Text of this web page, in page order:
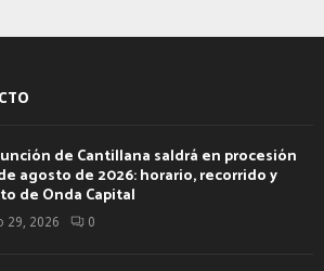
de Cantillana saldrá en procesión
agosto de 2026: horario, recorrido y
de Onda Capital
29, 2026 0